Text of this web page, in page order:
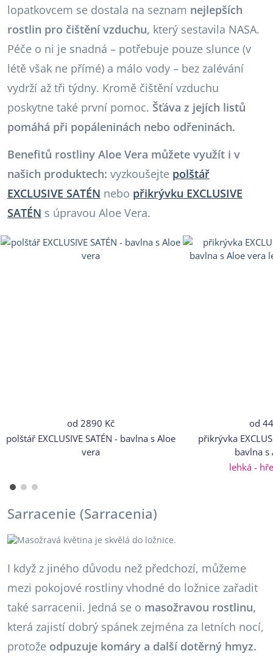
lopatkovcem se dostala na seznam nejlepších
rostlin pro čištění vzduchu, který sestavila NASA.
Péče o ni je snadná – potřebuje pouze slunce (v
létě však ne přímé) a málo vody – bez zalévání
vydrží až tři týdny. Kromě čištění vzduchu
poskytne také první pomoc. Šťáva z jejích listů
pomáhá při popáleninách nebo odřeninách.
Benefitů rostliny Aloe Vera můžete využít i v
našich produktech: vyzkoušejte polštář
EXCLUSIVE SATÉN nebo přikrývku EXCLUSIVE
SATÉN s úpravou Aloe Vera.
od 2890 Kč
polštář EXCLUSIVE SATÉN - bavlna s Aloe
vera
od
přikrývka
bavlna s
lehká -
Sarracenie (Sarracenia)
I když z jiného důvodu než předchozí, můžeme
mezi pokojové rostliny vhodné do ložnice zařadit
také sarracenii. Jedná se o masožravou rostlinu,
která zajistí dobrý spánek zejména za letních nocí,
protože odpuzuje komáry a další dotěrný hmyz.